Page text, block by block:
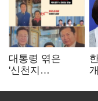
대통령 엮은
'신천지
"선 넘었다" 격앙